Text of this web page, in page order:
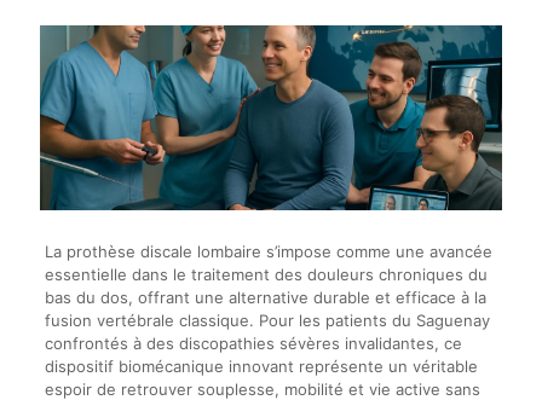
La prothèse discale lombaire s’impose comme une avancée
essentielle dans le traitement des douleurs chroniques du
bas du dos, offrant une alternative durable et efficace à la
fusion vertébrale classique. Pour les patients du Saguenay
confrontés à des discopathies sévères invalidantes, ce
dispositif biomécanique innovant représente un véritable
espoir de retrouver souplesse, mobilité et vie active sans